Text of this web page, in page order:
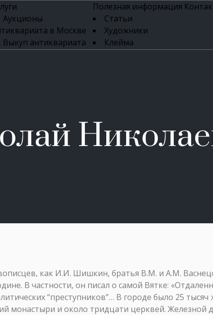
Аукционы
в Москве
Выкуп антиквариата
Скупка антиквариата
Скупка антикварной
Полезная информация
Статьи
Художники
Клейма
Ювелирные
как И.И. Шишкин, братья В.М. и А.М.
В частности, он писал о самой Вятке:
“преступников”… В городе было 25 тысяч
монастыри и около тридцати церквей. Железной